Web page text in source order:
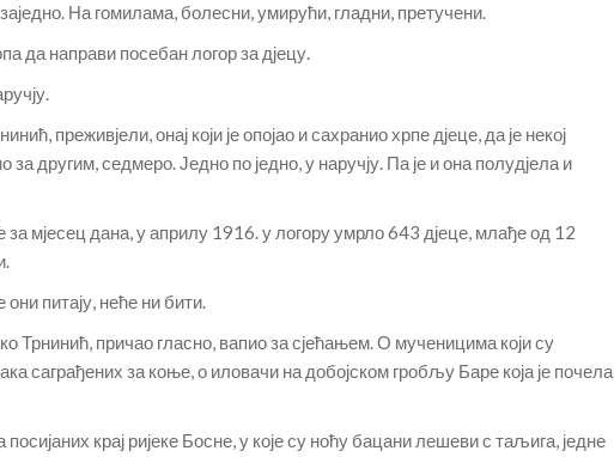
На гомилама, болесни, умирући, гладни, претучени.
да направи посебан логор за дјецу.
преживјели, онај који је опојао и сахранио хрпе дјеце, да је некој
за другим, седмеро. Једно по једно, у наручју. Па је и она полудјела и
мјесец дана, у априлу 1916. у логору умрло 643 дјеце, млађе од 12
питају, неће ни бити.
Трнинић, причао гласно, вапио за сјећањем. О мученицима који су
саграђених за коње, о иловачи на добојском гробљу Баре која је почела
крај ријеке Босне, у које су ноћу бацани лешеви с таљига, једне